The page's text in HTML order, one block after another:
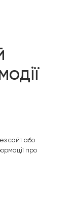
сайт або
про